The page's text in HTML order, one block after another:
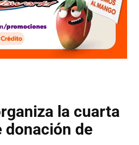
la cuarta
donación de